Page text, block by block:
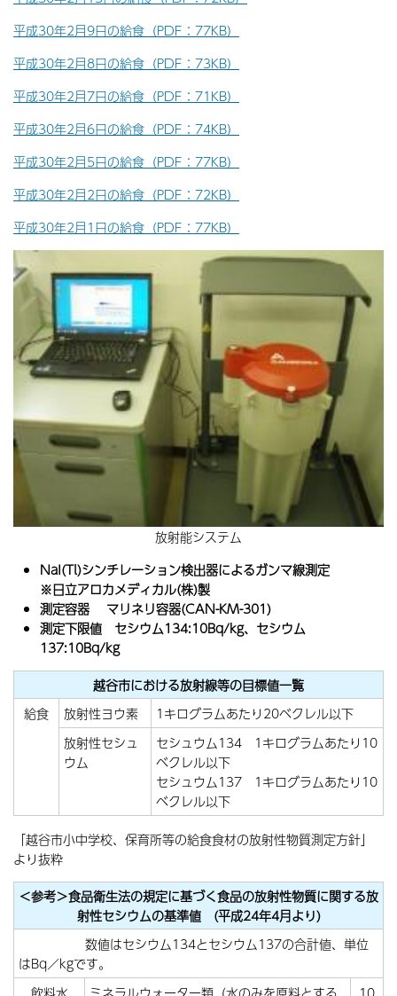
平成30年2月9日の給食（PDF：77KB）
平成30年2月8日の給食（PDF：73KB）
平成30年2月7日の給食（PDF：71KB）
平成30年2月6日の給食（PDF：74KB）
平成30年2月5日の給食（PDF：77KB）
平成30年2月2日の給食（PDF：72KB）
平成30年2月1日の給食（PDF：77KB）
放射能システム
NaI(Tl)シンチレーション検出器によるガンマ線測定
※日立アロカメディカル(株)製
測定容器 マリネリ容器(CAN-KM-301)
測定下限値 セシウム134:10Bq/kg、セシウム
137:10Bq/kg
越谷市における放射線等の目標値一覧
給食
放射性ヨウ素
1キログラムあたり20ベクレル以下
放射性セシュ
ウム
セシュウム134 1キログラムあたり10
ベクレル以下
セシュウム137 1キログラムあたり10
ベクレル以下
「越谷市小中学校、保育所等の給食食材の放射性物質測定方針」
より抜粋
＜参考＞食品衛生法の規定に基づく食品の放射性物質に関する放
射性セシウムの基準値 (平成24年4月より)
数値はセシウム134とセシウム137の合計値、単位
はBq／kgです。